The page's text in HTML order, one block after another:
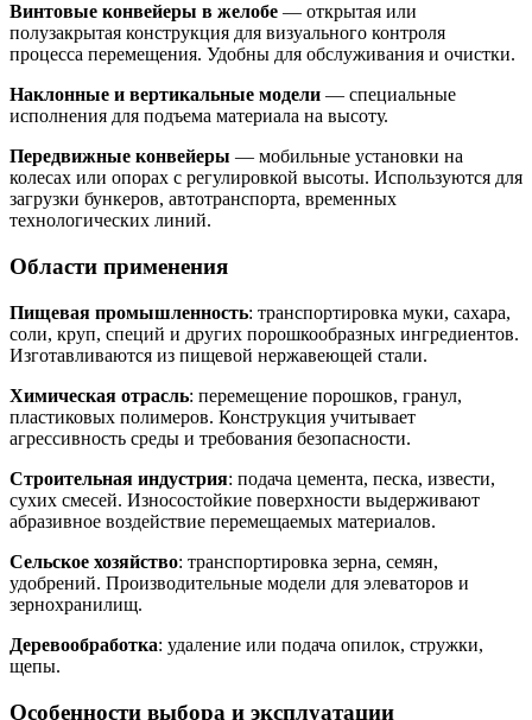
Винтовые конвейеры в желобе — открытая или
полузакрытая конструкция для визуального контроля
процесса перемещения. Удобны для обслуживания и очистки.
Наклонные и вертикальные модели — специальные
исполнения для подъема материала на высоту.
Передвижные конвейеры — мобильные установки на
колесах или опорах с регулировкой высоты. Используются для
загрузки бункеров, автотранспорта, временных
технологических линий.
Области применения
Пищевая промышленность: транспортировка муки, сахара,
соли, круп, специй и других порошкообразных ингредиентов.
Изготавливаются из пищевой нержавеющей стали.
Химическая отрасль: перемещение порошков, гранул,
пластиковых полимеров. Конструкция учитывает
агрессивность среды и требования безопасности.
Строительная индустрия: подача цемента, песка, извести,
сухих смесей. Износостойкие поверхности выдерживают
абразивное воздействие перемещаемых материалов.
Сельское хозяйство: транспортировка зерна, семян,
удобрений. Производительные модели для элеваторов и
зернохранилищ.
Деревообработка: удаление или подача опилок, стружки,
щепы.
Особенности выбора и эксплуатации